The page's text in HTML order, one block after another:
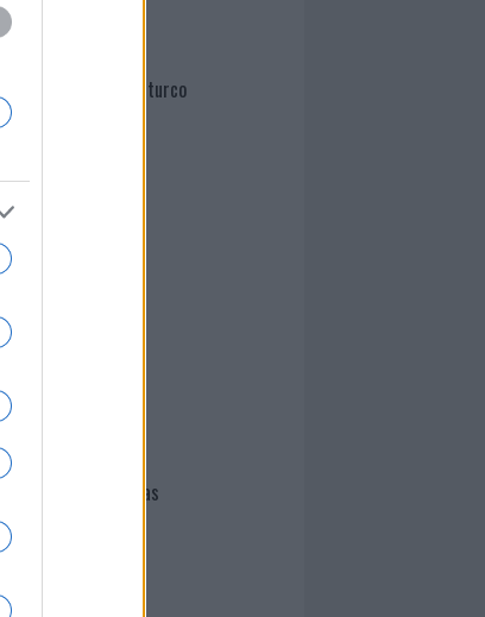
Martina Agostina Diturco
I nostri cari
I nostri cari
Giovannimaria Cabras